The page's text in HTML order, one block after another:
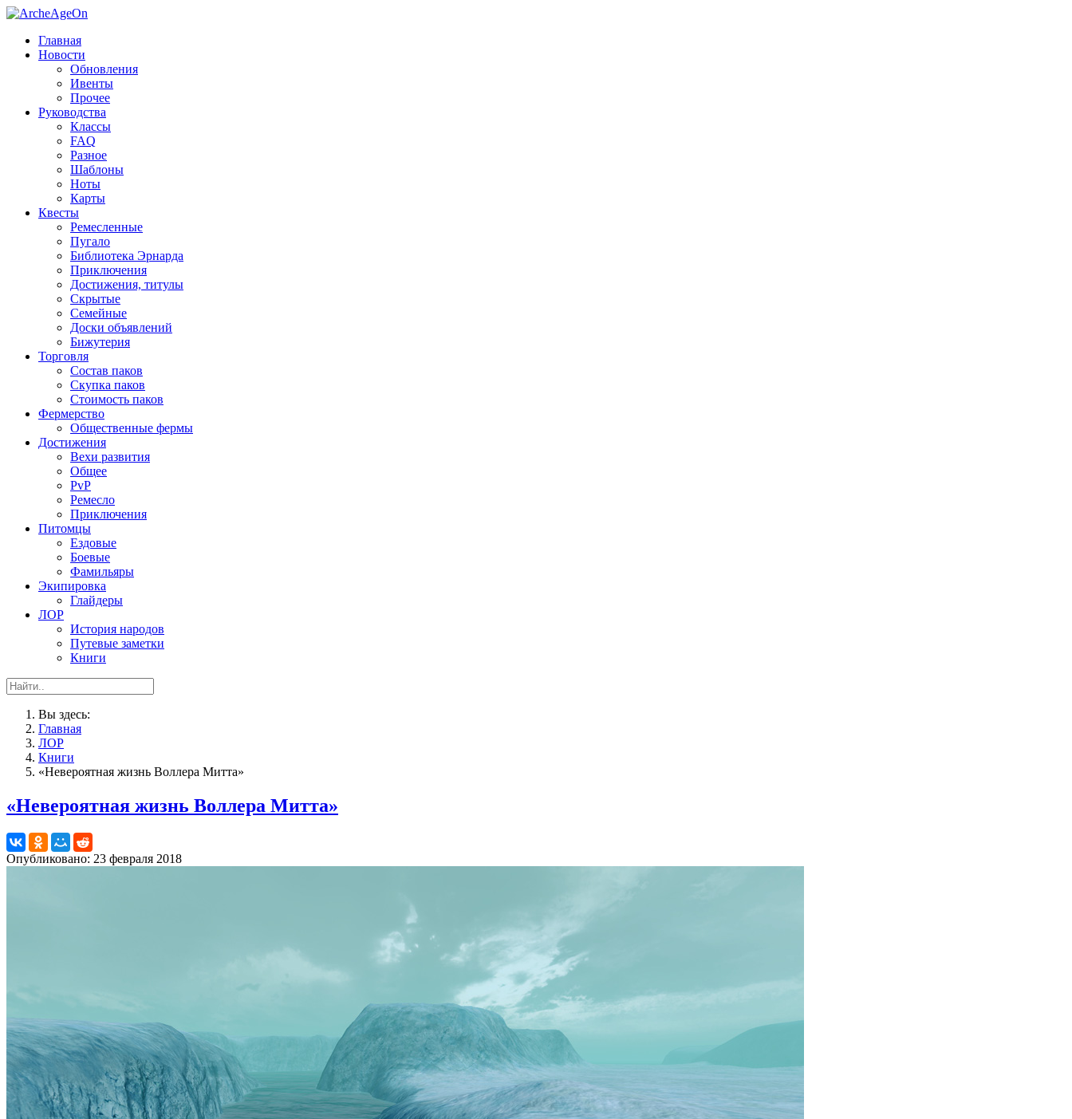
Главная
Новости
Обновления
Ивенты
Прочее
Руководства
Классы
FAQ
Разное
Шаблоны
Ноты
Карты
Квесты
Ремесленные
Пугало
Библиотека Эрнарда
Приключения
Достижения, титулы
Скрытые
Семейные
Доски объявлений
Бижутерия
Торговля
Состав паков
Скупка паков
Стоимость паков
Фермерство
Общественные фермы
Достижения
Вехи развития
Общее
PvP
Ремесло
Приключения
Питомцы
Ездовые
Боевые
Фамильяры
Экипировка
Глайдеры
ЛОР
История народов
Путевые заметки
Книги
Вы здесь:
Главная
ЛОР
Книги
«Невероятная жизнь Воллера Митта»
«Невероятная жизнь Воллера Митта»
Опубликовано: 23 февраля 2018